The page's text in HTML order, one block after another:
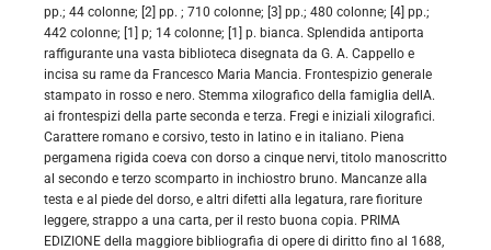
pp.; 44 colonne; [2] pp. ; 710 colonne; [3] pp.; 480 colonne; [4] pp.;
442 colonne; [1] p; 14 colonne; [1] p. bianca. Splendida antiporta
raffigurante una vasta biblioteca disegnata da G. A. Cappello e
incisa su rame da Francesco Maria Mancia. Frontespizio generale
stampato in rosso e nero. Stemma xilografico della famiglia dellA.
ai frontespizi della parte seconda e terza. Fregi e iniziali xilografici.
Carattere romano e corsivo, testo in latino e in italiano. Piena
pergamena rigida coeva con dorso a cinque nervi, titolo manoscritto
al secondo e terzo scomparto in inchiostro bruno. Mancanze alla
testa e al piede del dorso, e altri difetti alla legatura, rare fioriture
leggere, strappo a una carta, per il resto buona copia. PRIMA
EDIZIONE della maggiore bibliografia di opere di diritto fino al 1688,